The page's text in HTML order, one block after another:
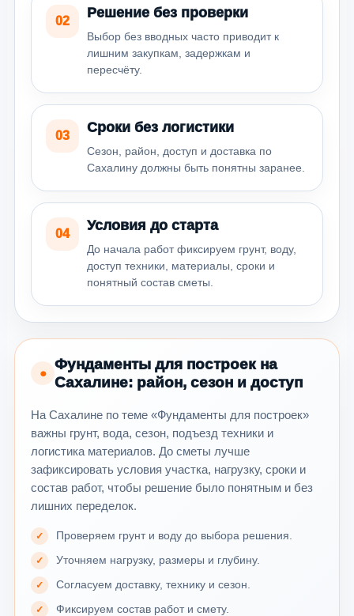
02
Решение без проверки
Выбор без вводных часто приводит к
лишним закупкам, задержкам и
пересчёту.
03
Сроки без логистики
Сезон, район, доступ и доставка по
Сахалину должны быть понятны заранее.
04
Условия до старта
До начала работ фиксируем грунт, воду,
доступ техники, материалы, сроки и
понятный состав сметы.
●
Фундаменты для построек на
Сахалине: район, сезон и доступ
На Сахалине по теме «Фундаменты для построек»
важны грунт, вода, сезон, подъезд техники и
логистика материалов. До сметы лучше
зафиксировать условия участка, нагрузку, сроки и
состав работ, чтобы решение было понятным и без
лишних переделок.
Проверяем грунт и воду до выбора решения.
Уточняем нагрузку, размеры и глубину.
Согласуем доставку, технику и сезон.
Фиксируем состав работ и смету.